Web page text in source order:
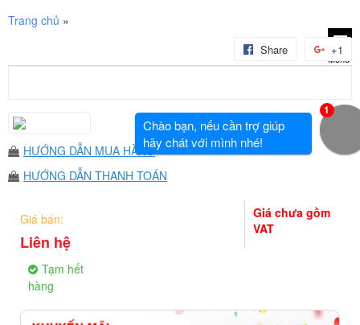
Menu
Trang chủ »
+1
Share
HƯỚNG DẪN MUA HÀNG
HƯỚNG DẪN THANH TOÁN
Giá bán:
Liên hệ
Giá chưa gồm
VAT
Tạm hết
hàng
Chào bạn, nếu cần trợ giúp
hãy chát với mình nhé!
1